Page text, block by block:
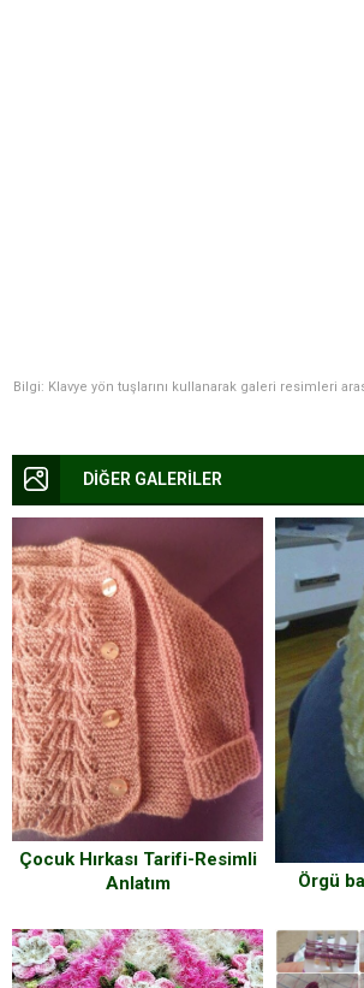
Bilgi: Klavye yön tuşlarını kullanarak galeri resimleri
DİĞER GALERİLER
Çocuk Hırkası Tarifi-Resimli
Anlatım
Örgü